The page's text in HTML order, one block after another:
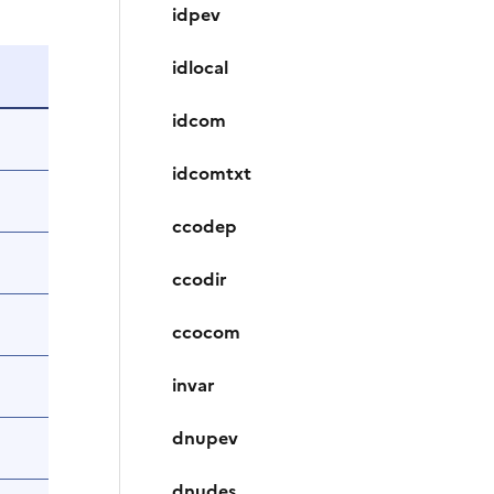
idpev
idlocal
idcom
idcomtxt
ccodep
ccodir
ccocom
invar
dnupev